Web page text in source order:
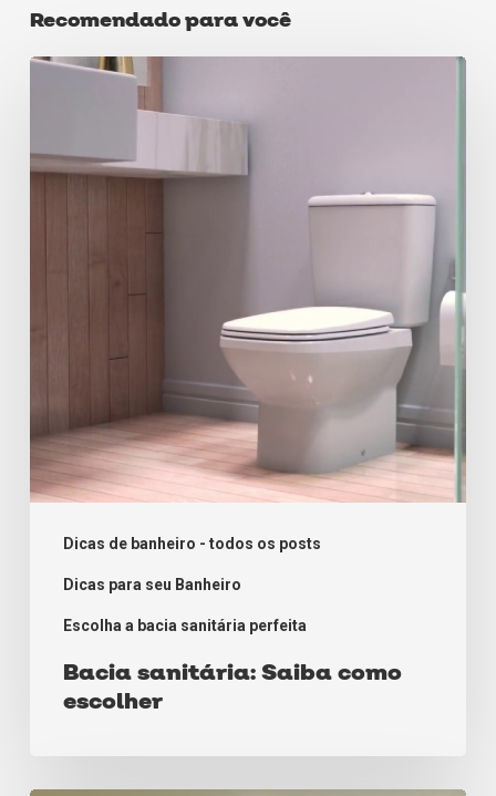
Recomendado para você
Dicas de banheiro - todos os posts
Dicas para seu Banheiro
Escolha a bacia sanitária perfeita
Bacia
como
Bacia sanitária: Saiba como
escolher